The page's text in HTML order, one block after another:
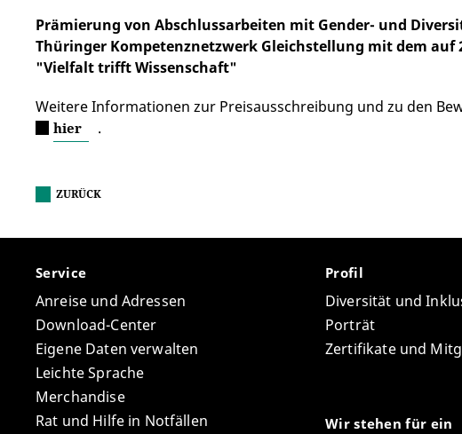
Prämierung von Abschlussarbeiten mit Gender- und
Thüringer Kompetenznetzwerk Gleichstellung mit dem auf
"Vielfalt trifft Wissenschaft"
Weitere Informationen zur Preisausschreibung und zu den
hier .
ZURÜCK
Service
Anreise und Adressen
Download-Center
Eigene Daten verwalten
Leichte Sprache
Merchandise
Rat und Hilfe in Notfällen
Profil
Diversität und
Porträt
Zertifikate und
Wir stehen für ein